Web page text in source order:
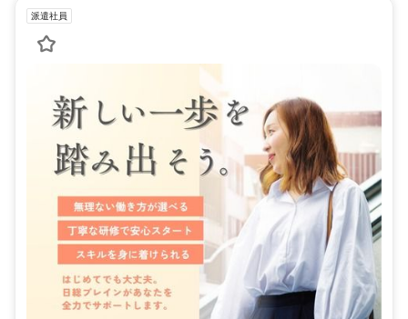
派遣社員